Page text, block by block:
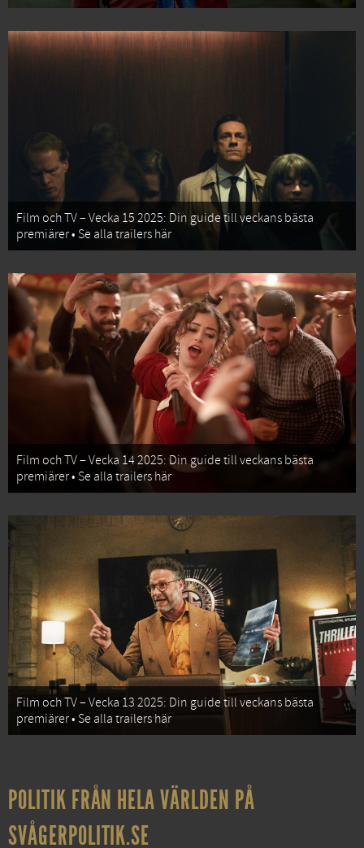
Film och TV – Vecka 15 2025: Din guide till veckans bästa
premiärer • Se alla trailers här
Film och TV – Vecka 14 2025: Din guide till veckans bästa
premiärer • Se alla trailers här
Film och TV – Vecka 13 2025: Din guide till veckans bästa
premiärer • Se alla trailers här
POLITIK FRÅN HELA VÄRLDEN PÅ
SVÅGERPOLITIK.SE